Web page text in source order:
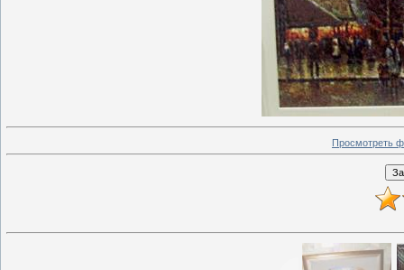
Просмотреть